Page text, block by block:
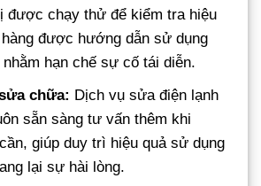
được chạy thử để kiểm tra hiệu
được hướng dẫn sử dụng
hạn chế sự cố tái diễn.
chữa: Dịch vụ sửa điện lạnh
sẵn sàng tư vấn thêm khi
giúp duy trì hiệu quả sử dụng
lại sự hài lòng.